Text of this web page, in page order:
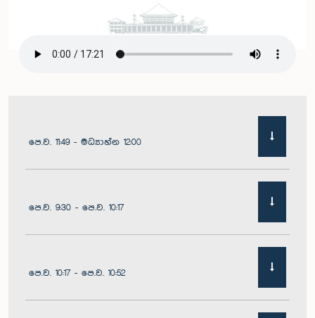
පෙ.ව. 11:49 - මධ්‍යාහ්න 12:00
පෙ.ව. 9:30 - පෙ.ව. 10:17
පෙ.ව. 10:17 - පෙ.ව. 10:52